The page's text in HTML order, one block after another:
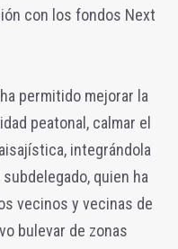
con los fondos Next
permitido mejorar la
peatonal, calmar el
integrándola
quien ha
vecinos y vecinas de
bulevar de zonas